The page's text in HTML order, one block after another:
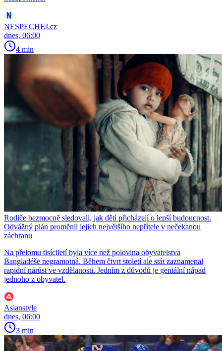
NESPECHEJ.cz
dnes, 06:00
4 min
Rodiče bezmocně sledovali, jak děti přicházejí o lepší budoucnost.
Odvážný plán proměnil jejich největšího nepřítele v nečekanou
záchranu
Na přelomu tisíciletí byla více než polovina obyvatelstva
Bangladéše negramotná. Během čtvrt století ale stát zaznamenal
rapidní nárůst ve vzdělanosti. Jedním z důvodů je geniální nápad
jednoho z obyvatel.
Asianstyle
dnes, 06:00
3 min